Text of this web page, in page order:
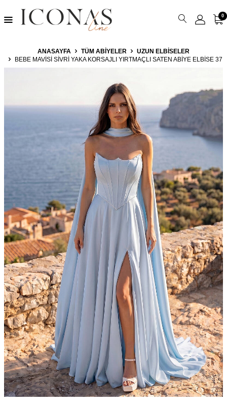
0
ANASAYFA TÜM ABIYELER
UZUN ELBISELER
BEBE MAVISI SIVRI YAKA KORSAJLI YIRTMAÇLI SATEN ABIYE ELBISE 37